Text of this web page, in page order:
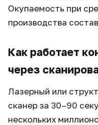
Окупаемость при
производства
Как работает
через
Лазерный или
сканер за 30–90
нескольких